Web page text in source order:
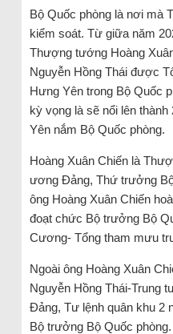
Bộ Quốc phòng là nơi mà
kiểm soát. Từ giữa năm
Thượng tướng Hoàng
Nguyễn Hồng Thái được
Hưng Yên trong Bộ Quốc
kỳ vọng là sẽ nổi lên
Yên nắm Bộ Quốc phòng.
Hoàng Xuân Chiến là
ương Đảng, Thứ trưởng
ông Hoàng Xuân Chiến
đoạt chức Bộ trưởng Bộ
Cương- Tổng tham mưu
Ngoài ông Hoàng Xuân
Nguyễn Hồng Thái-Trung
Đảng, Tư lệnh quân khu 2
Bộ trưởng Bộ Quốc